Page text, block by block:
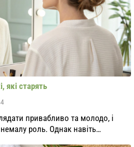
які старять
привабливо та молодо, і
роль. Однак навіть